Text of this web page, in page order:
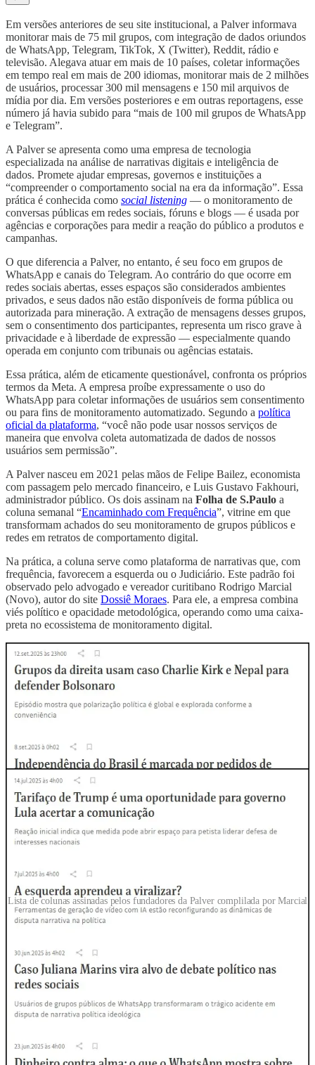
Em versões anteriores de seu site institucional, a Palver informava
monitorar mais de 75 mil grupos, com integração de dados oriundos
de WhatsApp, Telegram, TikTok, X (Twitter), Reddit, rádio e
televisão. Alegava atuar em mais de 10 países, coletar informações
em tempo real em mais de 200 idiomas, monitorar mais de 2 milhões
de usuários, processar 300 mil mensagens e 150 mil arquivos de
mídia por dia. Em versões posteriores e em outras reportagens, esse
número já havia subido para “mais de 100 mil grupos de WhatsApp
e Telegram”.
A Palver se apresenta como uma empresa de tecnologia
especializada na análise de narrativas digitais e inteligência de
dados. Promete ajudar empresas, governos e instituições a
“compreender o comportamento social na era da informação”. Essa
prática é conhecida como social listening — o monitoramento de
conversas públicas em redes sociais, fóruns e blogs — é usada por
agências e corporações para medir a reação do público a produtos e
campanhas.
O que diferencia a Palver, no entanto, é seu foco em grupos de
WhatsApp e canais do Telegram. Ao contrário do que ocorre em
redes sociais abertas, esses espaços são considerados ambientes
privados, e seus dados não estão disponíveis de forma pública ou
autorizada para mineração. A extração de mensagens desses grupos,
sem o consentimento dos participantes, representa um risco grave à
privacidade e à liberdade de expressão — especialmente quando
operada em conjunto com tribunais ou agências estatais.
Essa prática, além de eticamente questionável, confronta os próprios
termos da Meta. A empresa proíbe expressamente o uso do
WhatsApp para coletar informações de usuários sem consentimento
ou para fins de monitoramento automatizado. Segundo a política
oficial da plataforma, “você não pode usar nossos serviços de
maneira que envolva coleta automatizada de dados de nossos
usuários sem permissão”.
A Palver nasceu em 2021 pelas mãos de Felipe Bailez, economista
com passagem pelo mercado financeiro, e Luis Gustavo Fakhouri,
administrador público. Os dois assinam na Folha de S.Paulo a
coluna semanal “Encaminhado com Frequência”, vitrine em que
transformam achados do seu monitoramento de grupos públicos e
redes em retratos de comportamento digital.
Na prática, a coluna serve como plataforma de narrativas que, com
frequência, favorecem a esquerda ou o Judiciário. Este padrão foi
observado pelo advogado e vereador curitibano Rodrigo Marcial
(Novo), autor do site Dossiê Moraes. Para ele, a empresa combina
viés político e opacidade metodológica, operando como uma caixa-
preta no ecossistema de monitoramento digital.
Lista de colunas assinadas pelos fundadores da Palver complilada por Marcial
Segundo Marcial, a Palver nem se preocupa em disfarçar suas
semanalmente sobre desinformação — do ponto de vista deles. Ou
seja: quem monitora também constrói a narrativa”, afirmou em
publicaçãono X (antigo Twitter). Ele observa que o conteúdo da
coluna frequentemente adota enquadramentos favoráveis à esquerda
e ao Judiciário, o que reforça a percepção de alinhamento político.
deputado Nikolas Ferreira após o atentado contra Charlie Kirk nos